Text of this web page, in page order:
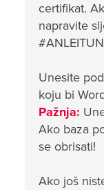
certifikat.
napravite
Unesite
koju bi
Pažnja:
Ako baza
se obrisati!
Ako još